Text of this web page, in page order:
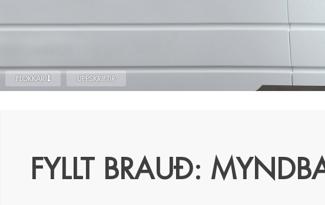
FLOKKAR UPPSKRIFTIR
FYLLT BRAUÐ: